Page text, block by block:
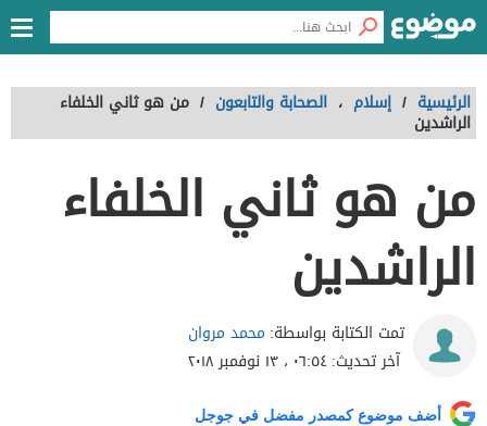
الرئيسية / إسلام ، الصحابة والتابعون / من هو ثاني الخلفاء
الراشدين
من هو ثاني الخلفاء
الراشدين
تمت الكتابة بواسطة: محمد مروان
آخر تحديث:٠٦:٥٤ ، ١٣ نوفمبر ٢٠١٨
أضف موضوع كمصدر مفضل في جوجل